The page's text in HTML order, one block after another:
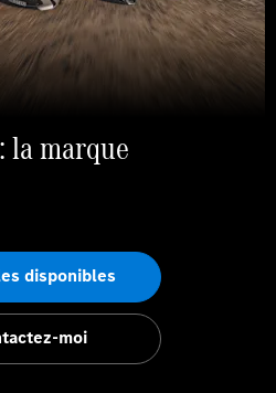
la marque
disponibles
moi